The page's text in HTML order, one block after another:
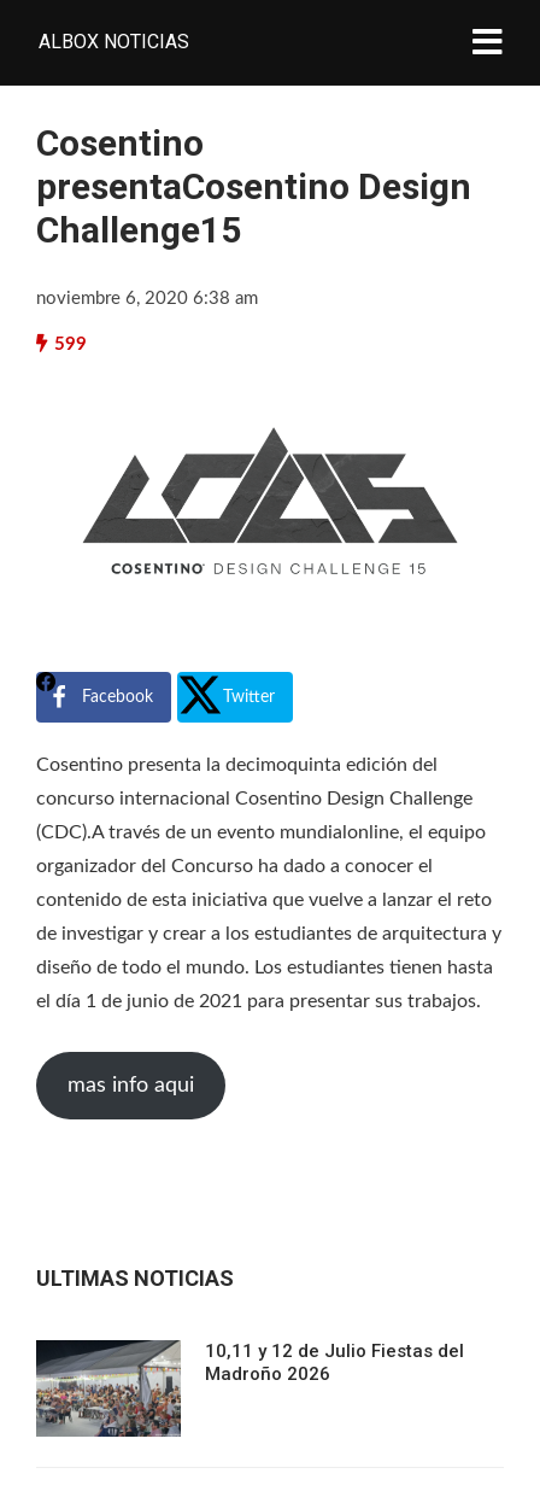
ALBOX NOTICIAS
Cosentino
presentaCosentino Design
Challenge15
noviembre 6, 2020 6:38 am
599
Facebook Twitter
Cosentino presenta la decimoquinta edición del
concurso internacional Cosentino Design Challenge
(CDC).A través de un evento mundialonline, el equipo
organizador del Concurso ha dado a conocer el
contenido de esta iniciativa que vuelve a lanzar el reto
de investigar y crear a los estudiantes de arquitectura y
diseño de todo el mundo. Los estudiantes tienen hasta
el día 1 de junio de 2021 para presentar sus trabajos.
mas info aqui
ULTIMAS NOTICIAS
10,11 y 12 de Julio Fiestas del
Madroño 2026